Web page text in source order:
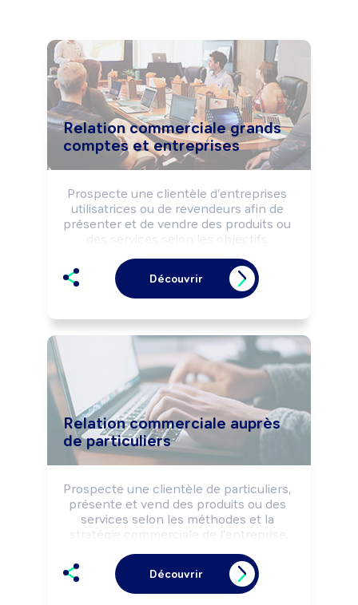
Relation commerciale grands
comptes et entreprises
Prospecte une clientèle d'entreprises
utilisatrices ou de revendeurs afin de
présenter et de vendre des produits ou
des services selon les objectifs
Réalise le suivi commercial de la
clientèle (opérations de fidélisation,
enquêtes de satisfaction, ...).
de vente.
Découvrir
Relation commerciale auprès
de particuliers
Prospecte une clientèle de particuliers,
présente et vend des produits ou des
services selon les méthodes et la
stratégie commerciale de l'entreprise.
domicile de personnes.
Peut réaliser une étude technique lors
de la vente d'équipements particuliers
Découvrir